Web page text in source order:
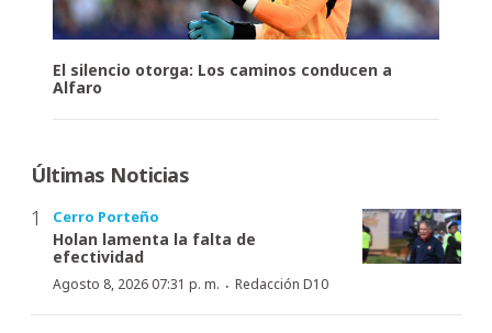
El silencio otorga: Los caminos conducen a
Alfaro
Últimas Noticias
Cerro Porteño
Holan lamenta la falta de
efectividad
Agosto 8, 2026 07:31 p. m. · Redacción D10